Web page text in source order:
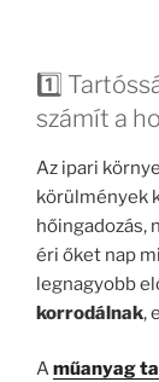
1️⃣
számít a
Az ipari
körülmények
hőingadozás,
éri őket nap
legnagyobb
korrodálnak,
Aműanyag